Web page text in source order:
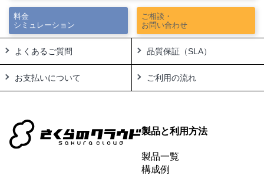
ご相談・
お問い合わせ
料金
シミュレーション
よくあるご質問 品質保証（SLA）
お支払いについて ご利用の流れ
製品と利用方法
製品一覧
構成例